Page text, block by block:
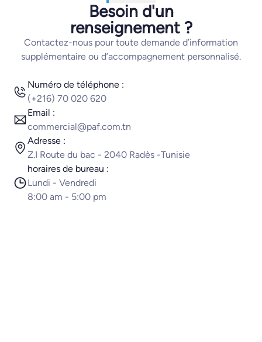
Besoin d'un
renseignement ?
Contactez-nous pour toute demande d’information
supplémentaire ou d’accompagnement personnalisé.
Numéro de téléphone :
(+216) 70 020 620
Email :
commercial@paf.com.tn
Adresse :
Z.I Route du bac - 2040 Radès -Tunisie
horaires de bureau :
Lundi - Vendredi
8:00 am - 5:00 pm